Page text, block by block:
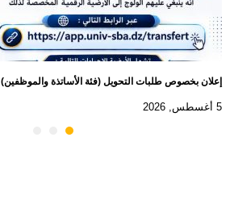
إعلان بخصوص طلبات التحويل (فئة الأساتذة والموظفين)
5 أغسطس, 2026